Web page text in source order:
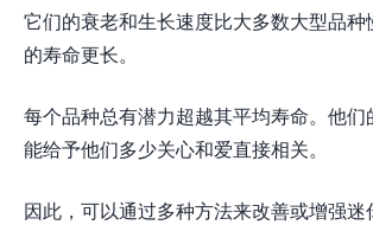
它们的衰老和生长速度比大多数大型品种
的寿命更长。
每个品种总有潜力超越其平均寿命。他
能给予他们多少关心和爱直接相关。
因此，可以通过多种方法来改善或增强迷